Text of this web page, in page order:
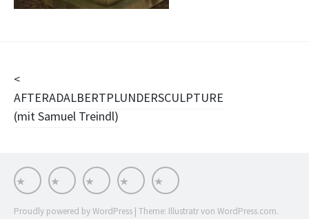
Beitragsnavigation
AFTERADALBERTPLUNDERSCULPTURE
(mit Samuel Treindl)
Works Stationen ImpressumStream INSTA
Proudly powered by WordPress | Theme: Illustratr von WordPress.com.